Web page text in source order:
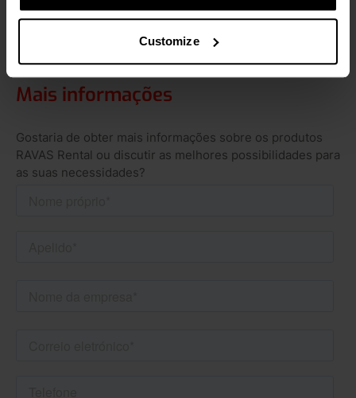
Customize
Mais informações
Gostaria de obter mais informações sobre os produtos
RAVAS Rental ou discutir as melhores possibilidades para
as suas necessidades?